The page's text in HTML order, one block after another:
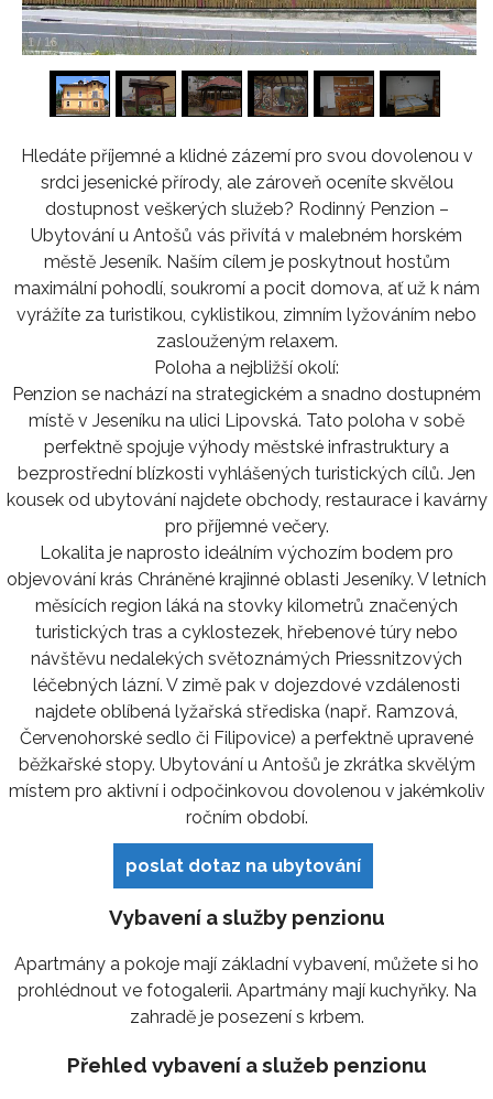
1/ 16
Hledáte příjemné a klidné zázemí pro svou dovolenou v
srdci jesenické přírody, ale zároveň oceníte skvělou
dostupnost veškerých služeb? Rodinný Penzion –
Ubytování u Antošů vás přivítá v malebném horském
městě Jeseník. Naším cílem je poskytnout hostům
maximální pohodlí, soukromí a pocit domova, ať už k nám
vyrážíte za turistikou, cyklistikou, zimním lyžováním nebo
zaslouženým relaxem.
Poloha a nejbližší okolí:
Penzion se nachází na strategickém a snadno dostupném
místě v Jeseníku na ulici Lipovská. Tato poloha v sobě
perfektně spojuje výhody městské infrastruktury a
bezprostřední blízkosti vyhlášených turistických cílů. Jen
kousek od ubytování najdete obchody, restaurace i kavárny
pro příjemné večery.
Lokalita je naprosto ideálním výchozím bodem pro
objevování krás Chráněné krajinné oblasti Jeseníky. V letních
měsících region láká na stovky kilometrů značených
turistických tras a cyklostezek, hřebenové túry nebo
návštěvu nedalekých světoznámých Priessnitzových
léčebných lázní. V zimě pak v dojezdové vzdálenosti
najdete oblíbená lyžařská střediska (např. Ramzová,
Červenohorské sedlo či Filipovice) a perfektně upravené
běžkařské stopy. Ubytování u Antošů je zkrátka skvělým
místem pro aktivní i odpočinkovou dovolenou v jakémkoliv
ročním období.
poslat dotaz na ubytování
Vybavení a služby penzionu
Apartmány a pokoje mají základní vybavení, můžete si ho
prohlédnout ve fotogalerii. Apartmány mají kuchyňky. Na
zahradě je posezení s krbem.
Přehled vybavení a služeb penzionu